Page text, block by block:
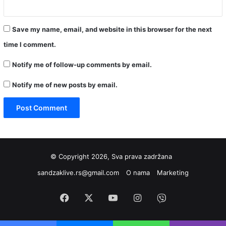
Save my name, email, and website in this browser for the next
time I comment.
Notify me of follow-up comments by email.
Notify me of new posts by email.
© Copyright 2026, Sva prava zadržana
sandzaklive.rs@gmail.com
O nama Marketing
Facebook YouTubeInstagram
Viber